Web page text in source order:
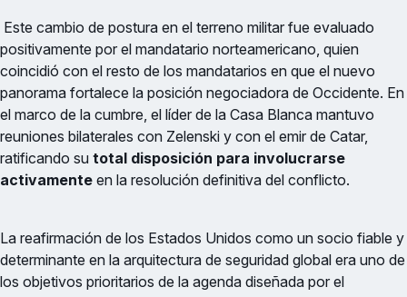
Este cambio de postura en el terreno militar fue evaluado
positivamente por el mandatario norteamericano, quien
coincidió con el resto de los mandatarios en que el nuevo
panorama fortalece la posición negociadora de Occidente. En
el marco de la cumbre, el líder de la Casa Blanca mantuvo
reuniones bilaterales con Zelenski y con el emir de Catar,
ratificando su total disposición para involucrarse
activamente en la resolución definitiva del conflicto.
La reafirmación de los Estados Unidos como un socio fiable y
determinante en la arquitectura de seguridad global era uno de
los objetivos prioritarios de la agenda diseñada por el